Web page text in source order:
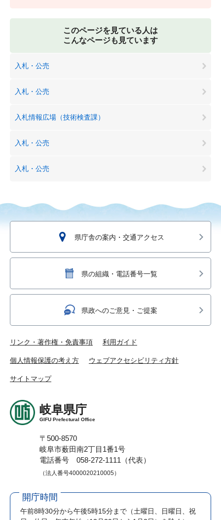
このページを見ている人は
こんなページも見ています
入札・公売
入札・公売
入札情報広場（技術検査課）
入札・公売
入札・公売
県庁舎の案内・交通アクセス
県の組織・電話番号一覧
県政へのご意見・ご提案
リンク・著作権・免責事項 利用ガイド
個人情報保護の考え方 ウェブアクセシビリティ方針
サイトマップ
岐阜県庁
GIFU Prefectural Office
〒500-8570
岐阜市薮田南2丁目1番1号
電話番号 058-272-1111（代表）
（法人番号4000020210005）
開庁時間
午前8時30分から午後5時15分まで （土曜日、日曜日、祝